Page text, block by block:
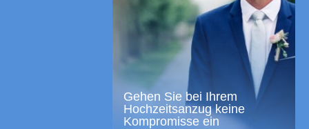
Gehen Sie bei Ihrem
Hochzeitsanzug keine
Kompromisse ein